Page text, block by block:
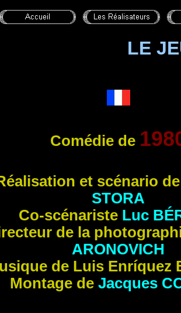
LE
Comédie de
et scénario
STORA
Co-scénariste Luc
de la
ARONOVICH
de Luis Enríquez
Montage de Jacques